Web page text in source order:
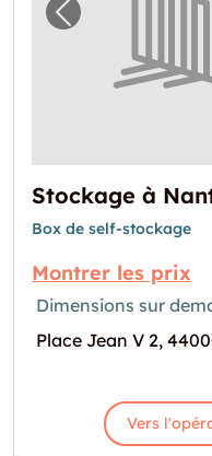
Image
Stockage à
Box de self-stockage
Montrer les prix
Dimensions sur
Place Jean V 2,
Vers